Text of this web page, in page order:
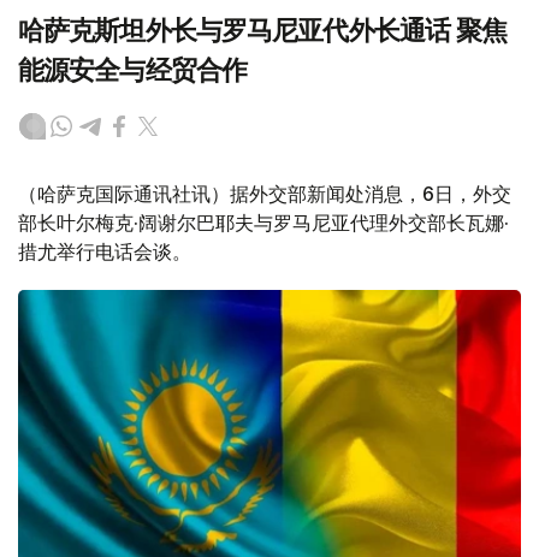
哈萨克斯坦外长与罗马尼亚代外长通话 聚焦
能源安全与经贸合作
（哈萨克国际通讯社讯）据外交部新闻处消息，6日，外交
部长叶尔梅克·阔谢尔巴耶夫与罗马尼亚代理外交部长瓦娜·
措尤举行电话会谈。